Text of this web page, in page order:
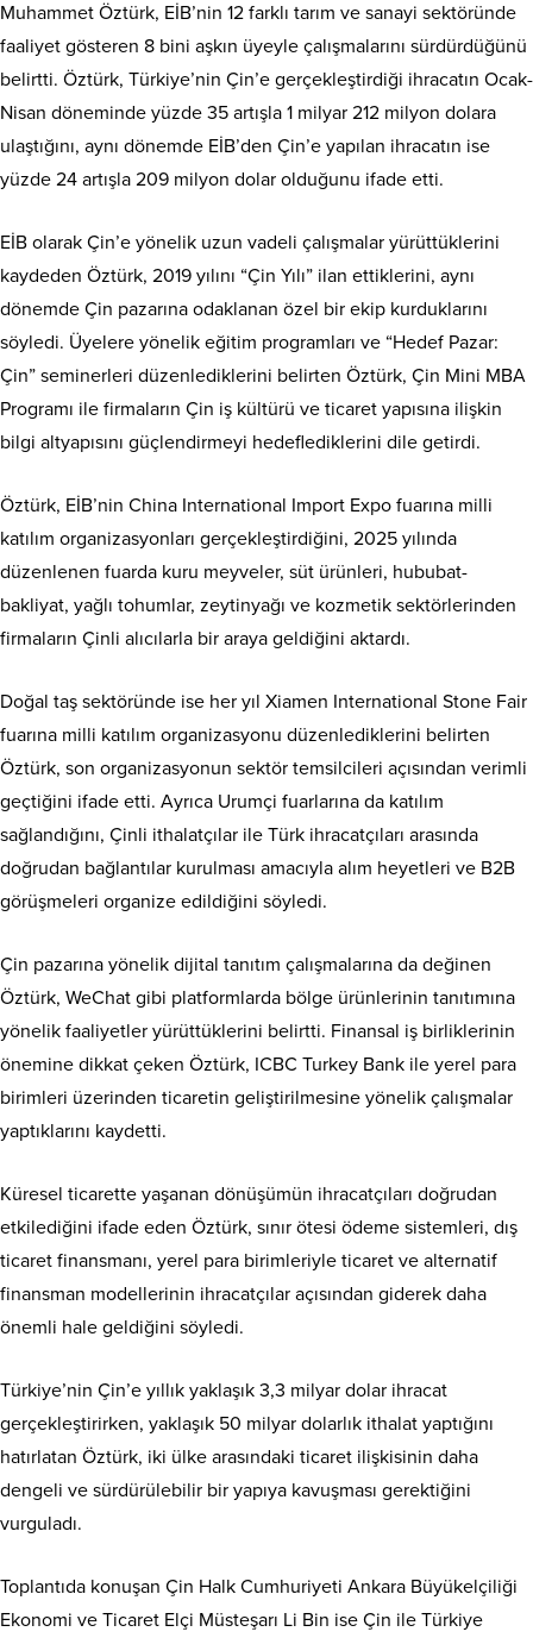
Muhammet Öztürk, EİB’nin 12 farklı tarım ve sanayi sektöründe
faaliyet gösteren 8 bini aşkın üyeyle çalışmalarını sürdürdüğünü
belirtti. Öztürk, Türkiye’nin Çin’e gerçekleştirdiği ihracatın Ocak-
Nisan döneminde yüzde 35 artışla 1 milyar 212 milyon dolara
ulaştığını, aynı dönemde EİB’den Çin’e yapılan ihracatın ise
yüzde 24 artışla 209 milyon dolar olduğunu ifade etti.
EİB olarak Çin’e yönelik uzun vadeli çalışmalar yürüttüklerini
kaydeden Öztürk, 2019 yılını “Çin Yılı” ilan ettiklerini, aynı
dönemde Çin pazarına odaklanan özel bir ekip kurduklarını
söyledi. Üyelere yönelik eğitim programları ve “Hedef Pazar:
Çin” seminerleri düzenlediklerini belirten Öztürk, Çin Mini MBA
Programı ile firmaların Çin iş kültürü ve ticaret yapısına ilişkin
bilgi altyapısını güçlendirmeyi hedeflediklerini dile getirdi.
Öztürk, EİB’nin China International Import Expo fuarına milli
katılım organizasyonları gerçekleştirdiğini, 2025 yılında
düzenlenen fuarda kuru meyveler, süt ürünleri, hububat-
bakliyat, yağlı tohumlar, zeytinyağı ve kozmetik sektörlerinden
firmaların Çinli alıcılarla bir araya geldiğini aktardı.
Doğal taş sektöründe ise her yıl Xiamen International Stone Fair
fuarına milli katılım organizasyonu düzenlediklerini belirten
Öztürk, son organizasyonun sektör temsilcileri açısından verimli
geçtiğini ifade etti. Ayrıca Urumçi fuarlarına da katılım
sağlandığını, Çinli ithalatçılar ile Türk ihracatçıları arasında
doğrudan bağlantılar kurulması amacıyla alım heyetleri ve B2B
görüşmeleri organize edildiğini söyledi.
Çin pazarına yönelik dijital tanıtım çalışmalarına da değinen
Öztürk, WeChat gibi platformlarda bölge ürünlerinin tanıtımına
yönelik faaliyetler yürüttüklerini belirtti. Finansal iş birliklerinin
önemine dikkat çeken Öztürk, ICBC Turkey Bank ile yerel para
birimleri üzerinden ticaretin geliştirilmesine yönelik çalışmalar
yaptıklarını kaydetti.
Küresel ticarette yaşanan dönüşümün ihracatçıları doğrudan
etkilediğini ifade eden Öztürk, sınır ötesi ödeme sistemleri, dış
ticaret finansmanı, yerel para birimleriyle ticaret ve alternatif
finansman modellerinin ihracatçılar açısından giderek daha
önemli hale geldiğini söyledi.
Türkiye’nin Çin’e yıllık yaklaşık 3,3 milyar dolar ihracat
gerçekleştirirken, yaklaşık 50 milyar dolarlık ithalat yaptığını
hatırlatan Öztürk, iki ülke arasındaki ticaret ilişkisinin daha
dengeli ve sürdürülebilir bir yapıya kavuşması gerektiğini
vurguladı.
Toplantıda konuşan Çin Halk Cumhuriyeti Ankara Büyükelçiliği
Ekonomi ve Ticaret Elçi Müsteşarı Li Bin ise Çin ile Türkiye